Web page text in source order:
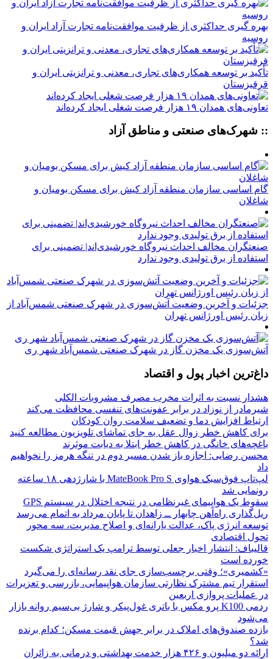
بهره گیری حداکثری از ظرفیت موافقت‌نامه تجارت آزاد ایران و
روسیه
تأکید بر توسعه همکاری‌های تجاری، معدنی و ترانزیتی ایران و
قرقیزستان
تعاونی‌های همدان ۱۹ هزار فرصت شغلی ایجاد کرده‌اند
:: شهرک‌های صنعتی و مناطق آزاد
گام اساسی سازمان منطقه آزاد کیش برای مسکن بومیان و
شاغلان
صنعتگران مخالف احداث نیروگاه خورشیدی‌اند| تضمینی برای
استفاده از برق تولیدی وجود ندارد
جزئیات و آخرین وضعیت آتش‌سوزی در شهرک صنعتی شمس‌آباد از
زبان رئیس اورژانس تهران
آتش‌سوزی یک مخزن گاز در شهرک صنعتی شمس‌آباد شهر ری
داغ‌ترین اخبار پول و اقتصاد
هشدار نسبت به اثرات مخرب مصرف مشروبات الکلی
شیرمادر از نوزاد در برابر عفونت‌های تنفسی محافظت می‌کند
ارتباط افزایش دما و تضعیف سلامت روان کودکان
برای کاهش خطر زوال عقل به جای تماشای تلویزیون مطالعه کنید
باغچه‌های خانگی در کاهش خطر ابتلا به دیابت موثرند
محسن رضایی: اجازه باز شدن مسیر دوم در تنگه هرمز را نخواهیم
داد
لپ‌تاپ فوق‌سبک هواوی MateBook Pro S با شارژدهی ۱۸ ساعته
رونمایی شد
سقوط یک هواپیمای غیرنظامی در نتیجه اختلال در سیستم‌ GPS
ریل‌گذاری راه‌آهن چابهار ــ زاهدان تا پایان مرداد به اتمام می‌رسد
توسعه انرژی پاک، عدالت یارانه‌ای و اصلاح مدیریت، سه محور
تحول اقتصادی
قالیباف: انتشار اخبار جعلی توسط ترامپ یک استراتژی شکست
خورده است
«کشمیری»؛ وقتی برچسب‌سازی جای نقد رسانه‌ای را می‌گیرد
استقرار تیم مشترک نظارتی سازمان هواپیمایی، بازرسی و تعزیرات
در عملیات پروازی اربعین
ردمی K100 پرو مکس با باتری غول‌پیکر و شارژ بی‌سیم روانه بازار
می‌شود
بازده صندوق‌های املاک در برابر جهش قیمت مسکن؛ کدام برنده
شد؟
ارائه دو میلیون و ۴۲۶ هزار خدمت بهداشتی و درمانی به زائران